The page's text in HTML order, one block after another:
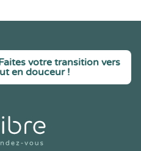
votre transition vers
en douceur !